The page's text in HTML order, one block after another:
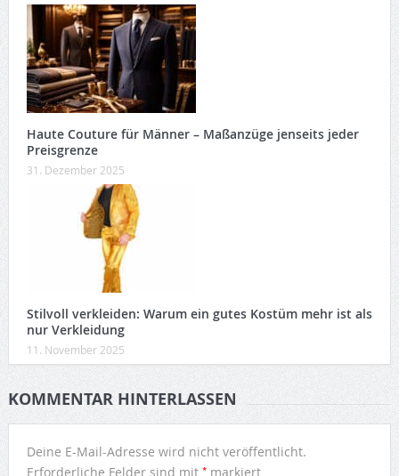
Haute Couture für Männer – Maßanzüge jenseits jeder
Preisgrenze
31. Dezember 2025
Stilvoll verkleiden: Warum ein gutes Kostüm mehr ist als
nur Verkleidung
11. November 2025
KOMMENTAR HINTERLASSEN
Deine E-Mail-Adresse wird nicht veröffentlicht.
Erforderliche Felder sind mit *markiert